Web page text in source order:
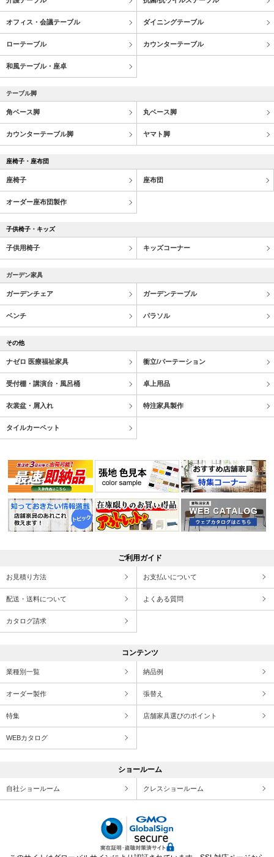
オフィス・会議テーブル ダイニングテーブル
ローテーブル カウンターテーブル
和風テーブル・座卓
テーブル脚
角ベース脚 丸ベース脚
カウンターテーブル脚 ヤマト脚
座椅子・座布団
座椅子 座布団
オーダー座布団製作
子供椅子・キッズ
子供用椅子 キッズコーナー
ガーデン家具
ガーデンチェア ガーデンテーブル
ベンチ パラソル
その他
ナゼロ 医療福祉家具 衝立/パーテーション
受付棚・講演台・風呂桶 卓上用品
衣裳盆・屑入れ 特注家具製作
タイルカーペット
ご利用ガイド
お見積り方法 お支払いについて
配送・送料について よくある質問
カタログ請求
コンテンツ
業種別一覧 納品例
オーダー製作 張替え
特集 店舗家具選びのポイント
WEBカタログ
ショールーム
自社ショールーム クレスショールーム